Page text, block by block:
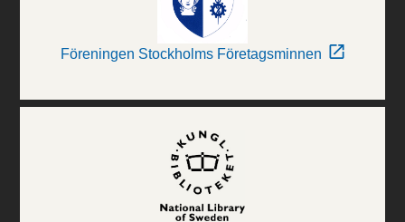
Föreningen Stockholms Företagsminnen